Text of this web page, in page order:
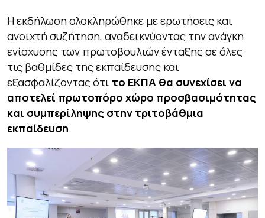
Η εκδήλωση ολοκληρώθηκε με ερωτήσεις και
ανοιχτή συζήτηση, αναδεικνύοντας την ανάγκη
ενίσχυσης των πρωτοβουλιών ένταξης σε όλες
τις βαθμίδες της εκπαίδευσης και
εξασφαλίζοντας ότι το ΕΚΠΑ θα συνεχίσει να
αποτελεί πρωτοπόρο χώρο προσβασιμότητας
και συμπερίληψης στην τριτοβάθμια
εκπαίδευση.